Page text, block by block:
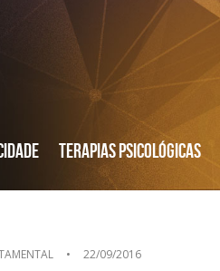
Terapias Psicológicas
• 22/09/2016